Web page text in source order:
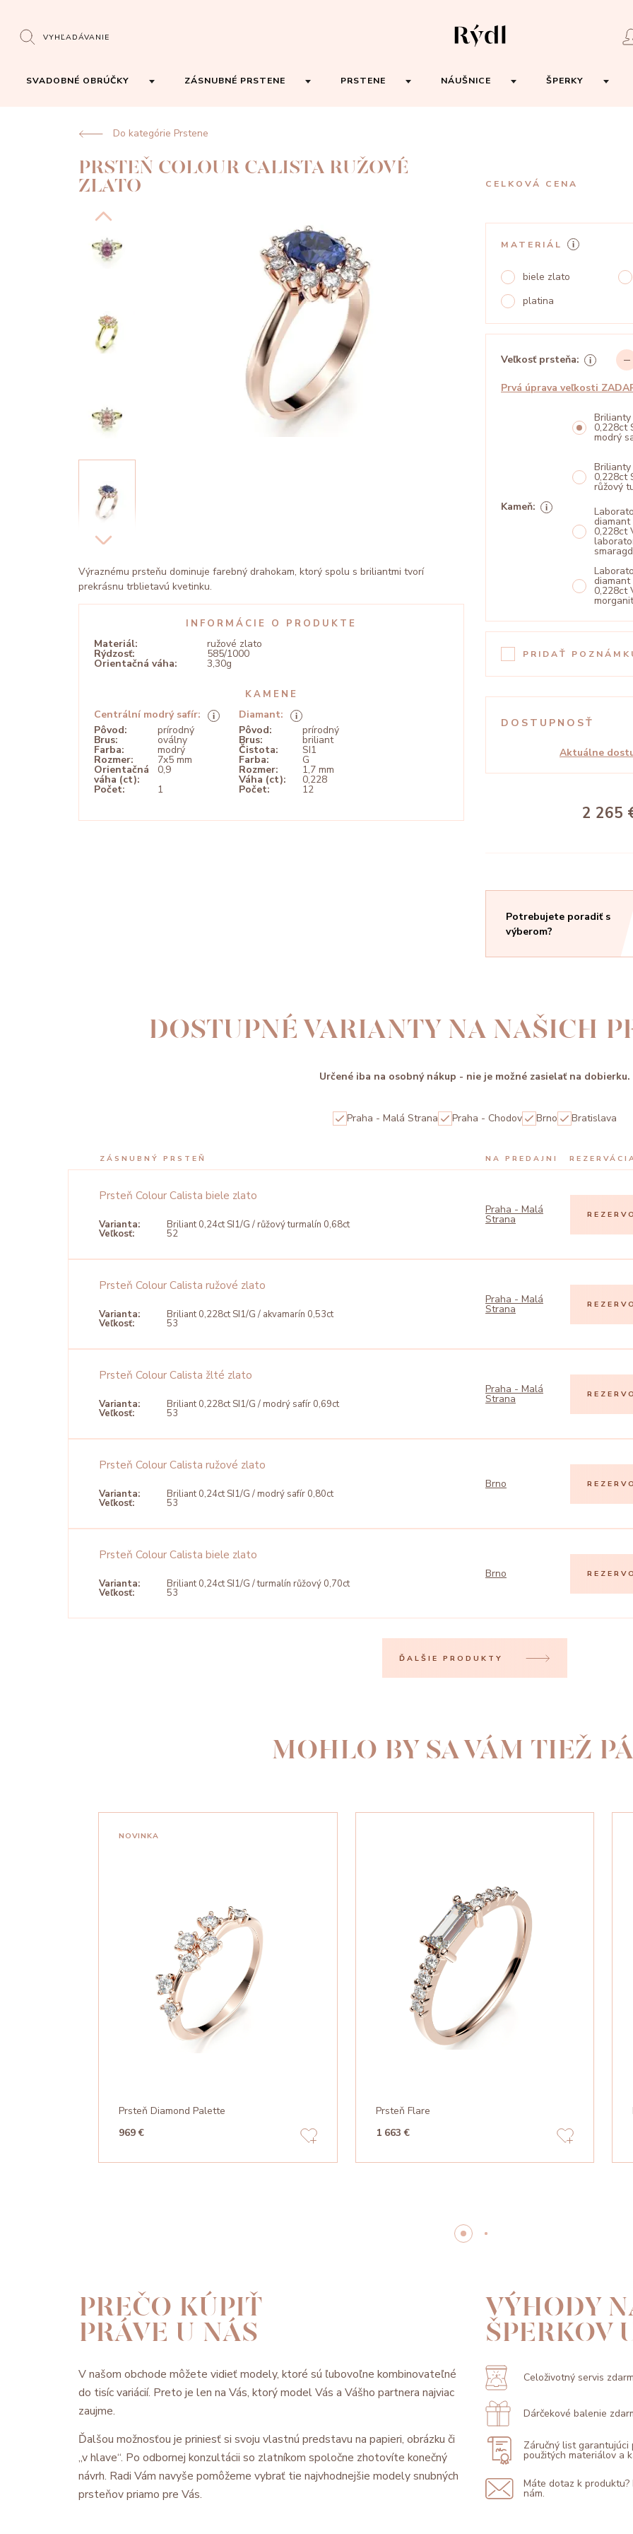
VYHĽADÁVANIE
SVADOBNÉ OBRÚČKY ZÁSNUBNÉ PRSTENE PRSTENE NÁUŠNICE ŠPERKY
Do kategórie Prstene
PRSTEŇ COLOUR CALISTA RUŽOVÉ
ZLATO
Výraznému prsteňu dominuje farebný drahokam, ktorý spolu s briliantmi tvorí
prekrásnu trblietavú kvetinku.
INFORMÁCIE O PRODUKTE
Materiál: ružové zlato
Rýdzosť: 585/1000
Orientačná váha: 3,30g
KAMENE
Centrální modrý safír:
Pôvod:
prírodný
Brus: oválny
Farba: modrý
Rozmer: 7x5 mm
Orientačná
váha (ct):
0,9
Počet:
1
Diamant:
Pôvod:
prírodný
Brus: briliant
Čistota: SI1
Farba: G
Rozmer: 1,7 mm
Váha (ct): 0,228
Počet: 12
CELKOVÁ CENA
MATERIÁL
biele zlato
platina
Veľkosť prsteňa:
Prvá úprava veľkosti
Kameň:
Brilianty
0,228ct
modrý
Brilianty
0,228ct
růžový
diamant
0,228ct
smaragd
diamant
0,228ct
PRIDAŤ
DOSTUPNOSŤ
Aktuálne
2 265
Potrebujete poradiť s
výberom?
DOSTUPNÉ VARIANTY NA NAŠICH
Určené iba na osobný nákup - nie je možné zasielať na dobierku.
Praha - Malá Strana Praha - Chodov Brno Bratislava
ZÁSNUBNÝ PRSTEŇ NA PREDAJNI
Prsteň Colour Calista biele zlato
Varianta: Briliant 0,24ct SI1/G / růžový turmalín 0,68ct
Veľkosť: 52
Praha - Malá
Strana
Prsteň Colour Calista ružové zlato
Varianta: Briliant 0,228ct SI1/G / akvamarín 0,53ct
Veľkosť: 53
Praha - Malá
Strana
Prsteň Colour Calista žlté zlato
Varianta: Briliant 0,228ct SI1/G / modrý safír 0,69ct
Veľkosť: 53
Praha - Malá
Strana
Prsteň Colour Calista ružové zlato
Varianta: Briliant 0,24ct SI1/G / modrý safír 0,80ct
Veľkosť: 53
Brno
Prsteň Colour Calista biele zlato
Varianta: Briliant 0,24ct SI1/G / turmalín růžový 0,70ct
Veľkosť: 53
Brno
ĎALŠIE PRODUKTY
MOHLO BY SA VÁM TIEŽ
NOVINKA
Prsteň Diamond Palette
969 €
Prsteň Flare
1 663 €
PREČO KÚPIŤ
PRÁVE U NÁS
V našom obchode môžete vidieť modely, ktoré sú ľubovoľne kombinovateľné
do tisíc variácií. Preto je len na Vás, ktorý model Vás a Vášho partnera najviac
zaujme.
Ďalšou možnosťou je priniesť si svoju vlastnú predstavu na papieri, obrázku či
„v hlave“. Po odbornej konzultácii so zlatníkom spoločne zhotovíte konečný
návrh. Radi Vám navyše pomôžeme vybrať tie najvhodnejšie modely snubných
prsteňov priamo pre Vás.
VÝHODY
ŠPERKOV
Celoživotný servis
Dárčekové balenie
Záručný list garantujúci
použitých materiálov a
Máte dotaz k produktu?
nám.